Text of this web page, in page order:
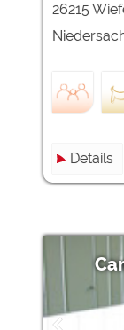
26215
Details